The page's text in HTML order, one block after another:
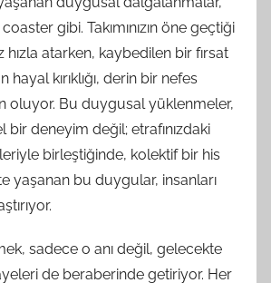
gibi. Takımınızın öne geçtiği
hızla atarken, kaybedilen bir fırsat
hayal kırıklığı, derin bir nefes
oluyor. Bu duygusal yüklenmeler,
bir deneyim değil; etrafınızdaki
birleştiğinde, kolektif bir his
yaşanan bu duygular, insanları
sadece o anı değil, gelecekte
de beraberinde getiriyor. Her